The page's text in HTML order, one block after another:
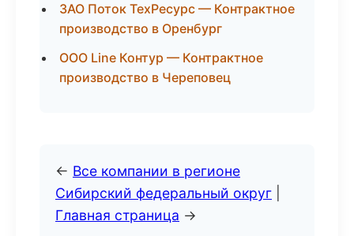
ЗАО Поток ТехРесурс — Контрактное
производство в Оренбург
ООО Line Контур — Контрактное
производство в Череповец
← Все компании в регионе
Сибирский федеральный округ
Главная страница →